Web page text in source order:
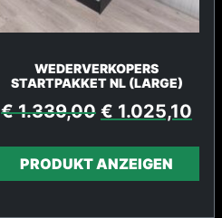
WEDERVERKOPERS
STARTPAKKET NL (LARGE)
€1.339,00 € 1.025,10
PRODUKT ANZEIGEN